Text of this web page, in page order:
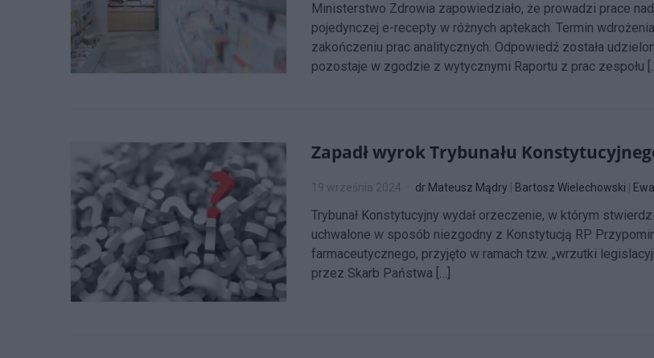
Ministerstwo Zdrowia zapowiedziało, że prowadzi prace
pojedynczej e-recepty w różnych aptekach. Termin
zakończeniu prac analitycznych. Odpowiedź została
pozostaje w zgodzie z wytycznymi Raportu z prac zespołu
Zapadł wyrok Trybunału
19 września 2024 dr Mateusz Mądry Bartosz Wielechowski
Trybunał Konstytucyjny wydał orzeczenie, w którym
uchwalone w sposób niezgodny z Konstytucją RP.
farmaceutycznego, przyjęto w ramach tzw. „wrzutki
przez Skarb Państwa […]